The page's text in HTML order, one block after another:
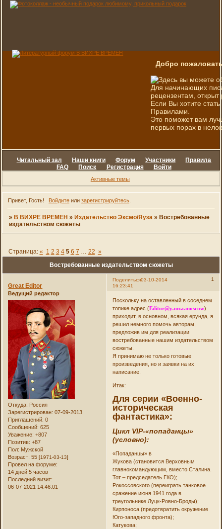
Добро
Здесь вы можете
Для начинающих
рецензентам, открыт
Если Вы хотите
Правилами.
Это поможет вам
первых порах в
Читальный зал Наши книги Форум Участники
Правила
FAQ
Поиск Регистрация Войти
Активные темы
Привет, Гость! Войдитеили зарегистрируйтесь.
» В ВИХРЕ ВРЕМЕН » Издательство Эксмо/Яуза » Востребованные
издательством сюжеты
Востребованные издательством сюжеты
Страница: « 1 2 3 4 5 6 7 … 22 »
Поделиться 1
03-10-2014
16:23:41
Great Editor
Ведущий редактор
Откуда: Россия
Зарегистрирован: 07-09-2013
Приглашений: 0
Сообщений: 625
Уважение: +807
Позитив: +87
Пол: Мужской
Возраст: 55[1971-03-13]
Провел на форуме:
14 дней 5 часов
Последний визит:
06-07-2021 14:46:01
Поскольку на оставленный в соседнем
топике адрес (Editor@yauza.moscow)
приходит, в основном, всякая ерунда, я
решил немного помочь авторам,
предложив им для реализации
востребованные нашим издательством
сюжеты.
Я принимаю не только готовые
произведения, но и заявки на их
написание.
Итак:
Для серии «Военно-
историческая
фантастика»:
Цикл VIP-«попаданцы»
(условно):
«Попаданцы» в
Жукова (становится Верховным
главнокомандующим, вместо Сталина.
Тот – председатель ГКО);
Рокоссовского (переиграть танковое
сражение июня 1941 года в
треугольнике Луцк-Ровно-Броды);
Кирпоноса (предотвратить окружение
Юго-западного фронта);
Катукова;